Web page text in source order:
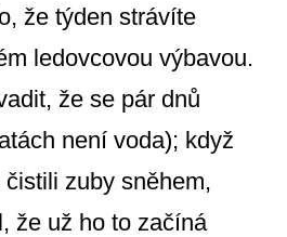
že týden strávíte
ledovcovou výbavou.
že se pár dnů
není voda); když
zuby sněhem,
že už ho to začíná